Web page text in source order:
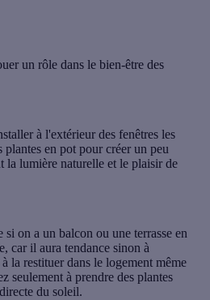
un rôle dans le bien-être des
à l'extérieur des fenêtres les
plantes en pot pour créer un peu
la lumière naturelle et le plaisir de
si on a un balcon ou une terrasse en
car il aura tendance sinon à
à la restituer dans le logement même
seulement à prendre des plantes
du soleil.